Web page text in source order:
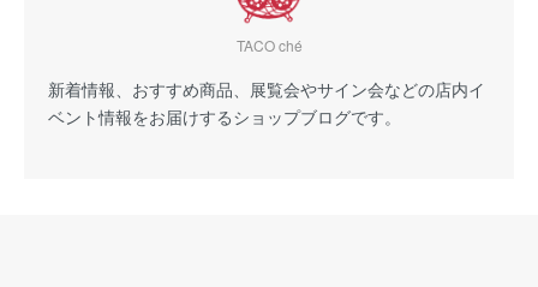
TACO ché
新着情報、おすすめ商品、展覧会やサイン会などの店内イ
ベント情報をお届けするショップブログです。